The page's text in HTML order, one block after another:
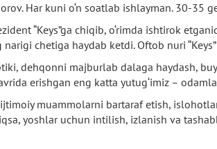
Har kuni o‘n soatlab ishlayman. 30-35
“Keys”ga chiqib, o‘rimda ishtirok
narigi chetiga haydab ketdi. Oftob nuri
dehqonni majburlab dalaga haydash,
erishgan eng katta yutug‘imiz –
muammolarni bartaraf etish,
yoshlar uchun intilish, izlanish va